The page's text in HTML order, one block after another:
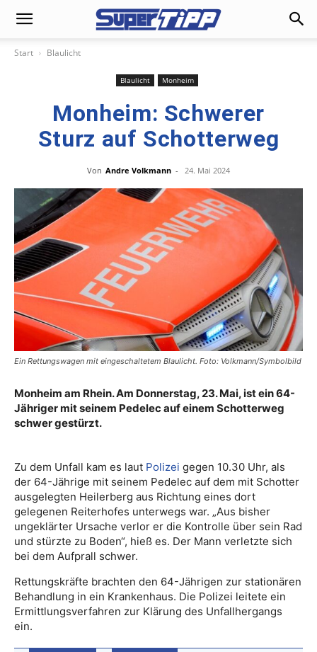
Start Blaulicht
Blaulicht Monheim
Monheim: Schwerer
Sturz auf Schotterweg
Von Andre Volkmann - 24. Mai 2024
Ein Rettungswagen mit eingeschaltetem Blaulicht. Foto: Volkmann/Symbolbild
Monheim am Rhein. Am Donnerstag, 23. Mai, ist ein 64-
Jähriger mit seinem Pedelec auf einem Schotterweg
schwer gestürzt.
Zu dem Unfall kam es laut Polizei gegen 10.30 Uhr, als
der 64-Jährige mit seinem Pedelec auf dem mit Schotter
ausgelegten Heilerberg aus Richtung eines dort
gelegenen Reiterhofes unterwegs war. „Aus bisher
ungeklärter Ursache verlor er die Kontrolle über sein Rad
und stürzte zu Boden“, hieß es. Der Mann verletzte sich
bei dem Aufprall schwer.
Rettungskräfte brachten den 64-Jährigen zur stationären
Behandlung in ein Krankenhaus. Die Polizei leitete ein
Ermittlungsverfahren zur Klärung des Unfallhergangs
ein.